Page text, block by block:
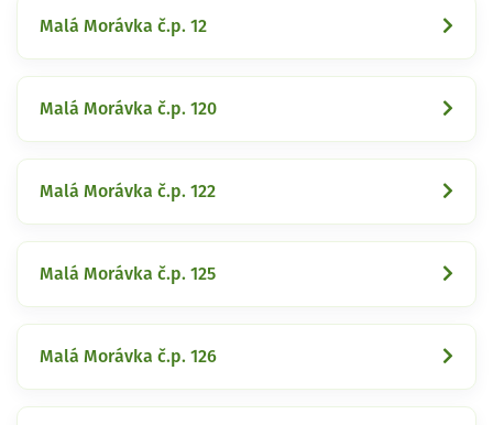
Malá Morávka č.p. 12
Malá Morávka č.p. 120
Malá Morávka č.p. 122
Malá Morávka č.p. 125
Malá Morávka č.p. 126